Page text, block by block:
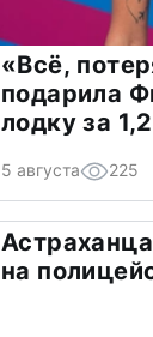
«Всё,
подарила
лодку за
5 августа 225
на